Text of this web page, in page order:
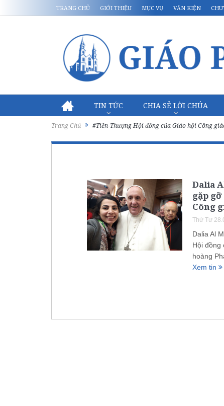
TRANG CHỦ GIỚI THIỆU MỤC VỤ VĂN KIỆN
TIN TỨC CHIA SẺ LỜI CHÚA
Trang Chủ #Tiền-Thượng Hội đồng của Giáo hội Công
Dalia
gặp
Công
Thứ Tư
Dalia Al
Hội đồng
hoàng
Xem tin